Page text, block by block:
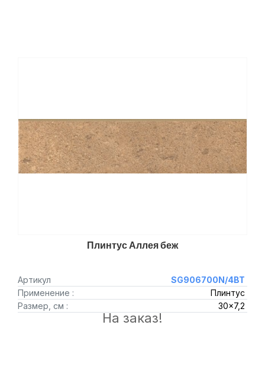
Плинтус Аллея беж
Артикул
SG906700N/4BT
Применение :
Плинтус
Размер, см :
30x7,2
На заказ!